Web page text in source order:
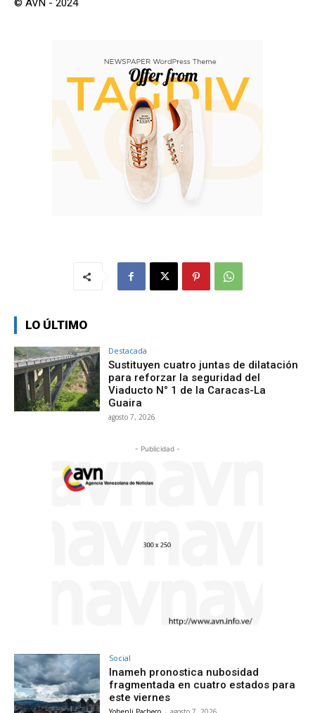
© AVN - 2024
LO ÚLTIMO
Destacada
Sustituyen cuatro juntas de dilatación
para reforzar la seguridad del
Viaducto N° 1 de la Caracas-La
Guaira
agosto 7, 2026
- Publicidad -
Social
Inameh pronostica nubosidad
fragmentada en cuatro estados para
este viernes